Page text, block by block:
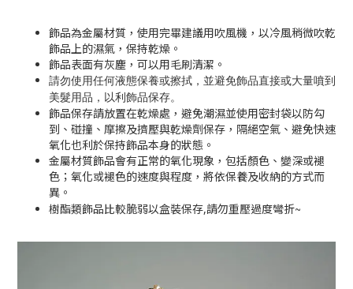
飾品為金屬材質，使用完畢建議用吹風機，以冷風稍微吹乾
飾品上的濕氣，保持乾燥。
飾品表面有灰塵，可以用毛刷清潔。
請勿使用任何液態保養或擦拭，並避免飾品直接或大量噴到
美髮用品，以利飾品保存。
飾品保存請放置在乾燥處，避免潮濕並使用密封袋以防勾
到、碰撞、摩擦及擠壓與乾燥劑保存，隔絕空氣、避免快速
氧化也利於保持飾品本身的狀態。
金屬材質飾品會有正常的氧化現象，包括顏色、變深或褪
色；氧化或褪色的速度與程度，將依保養及收納的方式而
異。
樹酯類飾品比較脆弱以盒裝保存,請勿重壓過度彎折~